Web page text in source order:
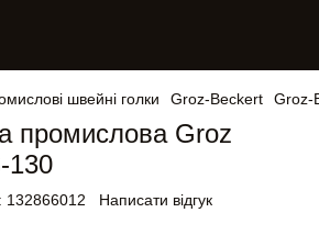
швейні голки Groz-Beckert Groz-
промислова Groz
130
132866012 Написати відгук